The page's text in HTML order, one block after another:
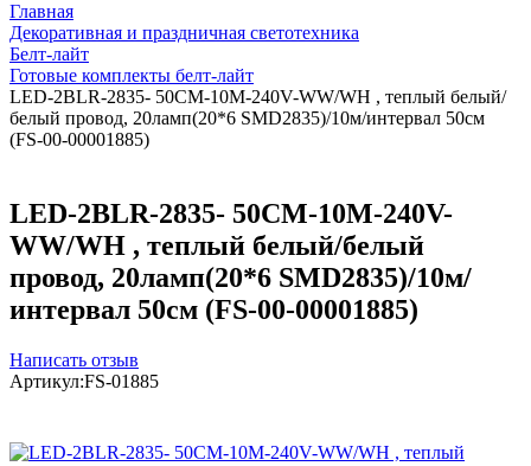
Главная
Декоративная и праздничная светотехника
Белт-лайт
Готовые комплекты белт-лайт
LED-2BLR-2835- 50CM-10M-240V-WW/WH , теплый белый/
белый провод, 20ламп(20*6 SMD2835)/10м/интервал 50см
(FS-00-00001885)
LED-2BLR-2835- 50CM-10M-240V-
WW/WH , теплый белый/белый
провод, 20ламп(20*6 SMD2835)/10м/
интервал 50см (FS-00-00001885)
Написать отзыв
Артикул:FS-01885